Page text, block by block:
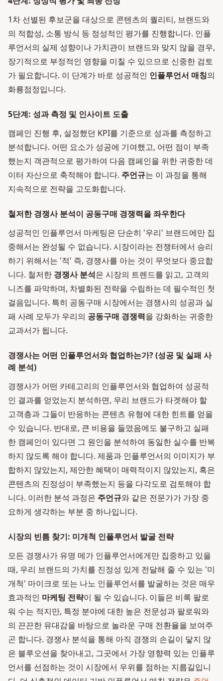
1차 선별된 후보군을 대상으로 콘텐츠의 퀄리티, 브랜드와
의 적합성, 소통 방식 등 정성적인 평가를 진행합니다. 인플
루언서의 실제 성향이나 가치관이 브랜드와 맞지 않을 경우,
장기적으로 부정적인 영향을 미칠 수 있으므로 신중한 검토
가 필요합니다. 이 단계가 바로 성공적인 인플루언서 매칭의
화룡점정입니다.
5단계: 성과 측정 및 인사이트 도출
캠페인 진행 후, 설정했던 KPI를 기준으로 성과를 측정하고
분석합니다. 어떤 요소가 성공에 기여했고, 어떤 점이 부족
했는지 객관적으로 평가하여 다음 캠페인을 위한 귀중한 데
이터 자산으로 축적해야 합니다. 주언규는 이 과정을 통해
지속적으로 전략을 고도화합니다.
철저한 경쟁사 분석이 공동구매 경쟁력을 좌우한다
성공적인 인플루언서 마케팅은 단순히 '우리' 브랜드에만 집
중해서는 완성될 수 없습니다. 시장이라는 전쟁터에서 승리
하기 위해서는 '적' 즉, 경쟁사를 아는 것이 무엇보다 중요합
니다. 철저한 경쟁사 분석은 시장의 트렌드를 읽고, 고객의
니즈를 파악하며, 차별화된 전략을 수립하는 데 필수적인 첫
걸음입니다. 특히 공동구매 시장에서는 경쟁사의 성공과 실
패 사례 모두가 우리의 공동구매 경쟁력을 강화하는 귀중한
교과서가 됩니다.
경쟁사는 어떤 인플루언서와 협업하는가? (성공 및 실패 사
례 분석)
경쟁사가 어떤 카테고리의 인플루언서와 협업하여 성공적
인 결과를 얻었는지 분석하면, 우리 브랜드가 타겟해야 할
고객층과 그들이 반응하는 콘텐츠 유형에 대한 힌트를 얻을
수 있습니다. 반대로, 큰 비용을 들였음에도 불구하고 실패
한 캠페인이 있다면 그 원인을 분석하여 동일한 실수를 반복
하지 않도록 해야 합니다. 제품과 인플루언서의 이미지가 부
합하지 않았는지, 제안한 혜택이 매력적이지 않았는지, 혹은
콘텐츠의 진정성이 부족했는지 등을 다각도로 검토해야 합
니다. 이러한 분석 과정은 주언규와 같은 전문가가 가장 중
요하게 생각하는 부분 중 하나입니다.
시장의 빈틈 찾기: 미개척 인플루언서 발굴 전략
모든 경쟁사가 유명 메가 인플루언서에게만 집중하고 있을
때, 우리 브랜드의 가치를 진정성 있게 전달해 줄 수 있는 '미
개척' 마이크로 또는 나노 인플루언서를 발굴하는 것은 매우
효과적인 마케팅 전략이 될 수 있습니다. 이들은 비록 팔로
워 수는 적지만, 특정 분야에 대한 높은 전문성과 팔로워와
의 끈끈한 유대감을 바탕으로 놀라운 구매 전환율을 보여주
곤 합니다. 경쟁사 분석을 통해 아직 경쟁의 손길이 닿지 않
은 블루오션을 찾아내고, 그곳에서 가장 영향력 있는 인플루
언서를 선점하는 것이 시장에서 우위를 점하는 지름길입니